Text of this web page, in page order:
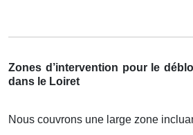
Zones d’intervention pour le
dans le Loiret
Nous couvrons une large zone